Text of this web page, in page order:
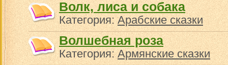
Волк, лиса и собака
Категория:Арабские сказки
Волшебная роза
Категория:Армянские сказки